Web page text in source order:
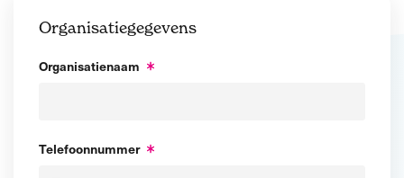
Organisatiegegevens
Organisatienaam
Telefoonnummer